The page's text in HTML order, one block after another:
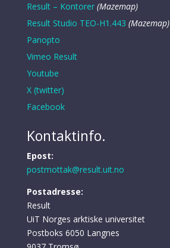
Result – Kontorer(Mazemap)
Result Studio TEO-H1.443 (Mazemap)
Panopto
Vimeo Result
Youtube
X (twitter)
Facebook
Kontaktinfo.
Epost:
postmottak@result.uit.no
Postadresse:
Result
UiT Norges arktiske universitet
Postboks 6050 Langnes